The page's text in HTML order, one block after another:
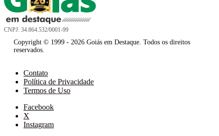
CNPJ: 34.864.532/0001-99
Copyright © 1999 - 2026 Goiás em Destaque. Todos os direitos
reservados.
Contato
Política de Privacidade
Termos de Uso
Facebook
X
Instagram